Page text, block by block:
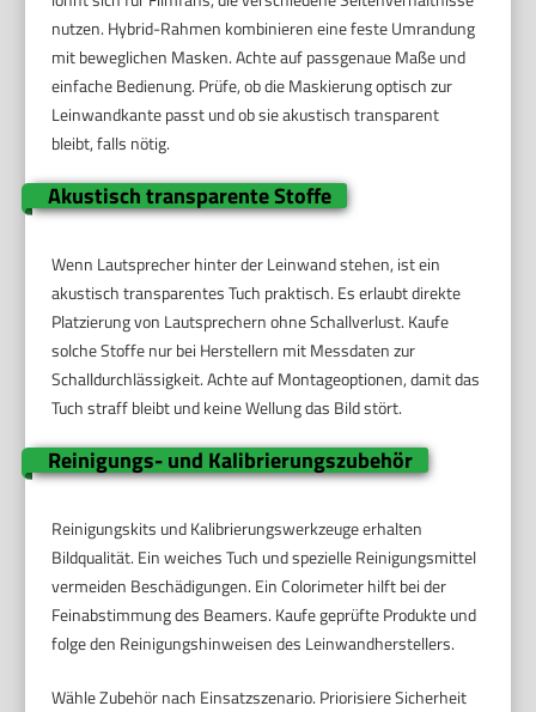
nutzen. Hybrid-Rahmen kombinieren eine feste Umrandung
mit beweglichen Masken. Achte auf passgenaue Maße und
einfache Bedienung. Prüfe, ob die Maskierung optisch zur
Leinwandkante passt und ob sie akustisch transparent
bleibt, falls nötig.
Akustisch transparente Stoffe
Wenn Lautsprecher hinter der Leinwand stehen, ist ein
akustisch transparentes Tuch praktisch. Es erlaubt direkte
Platzierung von Lautsprechern ohne Schallverlust. Kaufe
solche Stoffe nur bei Herstellern mit Messdaten zur
Schalldurchlässigkeit. Achte auf Montageoptionen, damit das
Tuch straff bleibt und keine Wellung das Bild stört.
Reinigungs- und Kalibrierungszubehör
Reinigungskits und Kalibrierungswerkzeuge erhalten
Bildqualität. Ein weiches Tuch und spezielle Reinigungsmittel
vermeiden Beschädigungen. Ein Colorimeter hilft bei der
Feinabstimmung des Beamers. Kaufe geprüfte Produkte und
folge den Reinigungshinweisen des Leinwandherstellers.
Wähle Zubehör nach Einsatzszenario. Priorisiere Sicherheit